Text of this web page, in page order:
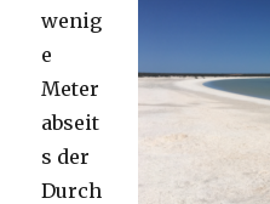
wenig
e
Meter
abseit
s der
Durch